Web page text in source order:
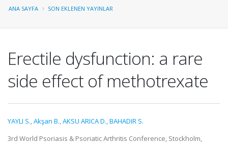
ANA SAYFA SON EKLENEN YAYINLAR
Erectile dysfunction: a rare
side effect of methotrexate
YAYLI S.,Akşan B.,AKSU ARICA D.,BAHADIR S.
3rd World Psoriasis & Psoriatic Arthritis Conference, Stockholm,